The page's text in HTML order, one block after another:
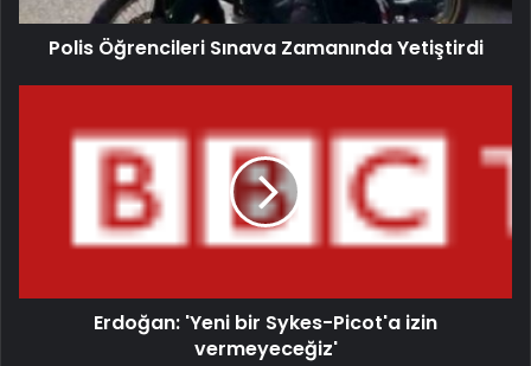
Polis Öğrencileri Sınava Zamanında Yetiştirdi
Erdoğan: 'Yeni bir Sykes-Picot'a izin
vermeyeceğiz'